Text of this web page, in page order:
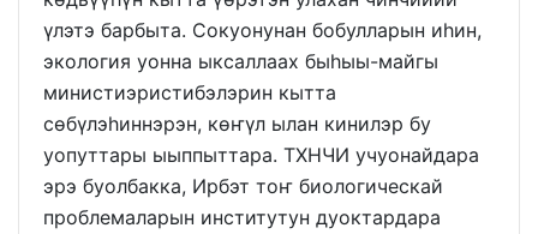
үлэтэ барбыта. Сокуонунан бобулларын иһин,
экология уонна ыксаллаах быһыы-майгы
министиэристибэлэрин кытта
сөбүлэһиннэрэн, көҥүл ылан кинилэр бу
уопуттары ыыппыттара. ТХНЧИ учуонайдара
эрэ буолбакка, Ирбэт тоҥ биологическай
проблемаларын институтун дуоктардара